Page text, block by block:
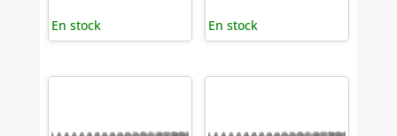
En stock En stock